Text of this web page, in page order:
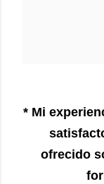
* Mi
ofrecido